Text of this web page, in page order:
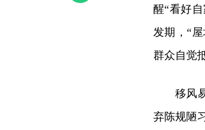
醒“看好
发期，“
群众自觉
移风
弃陈规陋